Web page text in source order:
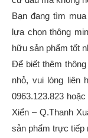
Bạn đang tìm
lựa chọn thông
hữu sản phẩm tốt
Để biết thêm
nhỏ, vui lòng liên
0963.123.823
Xiển – Q.Thanh
sản phẩm trực tiếp